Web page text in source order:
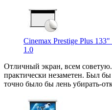
Cinemax Prestige Plus
1.0
Отличный экран, всем
практически незаметен. Был
точно было бы лень убирать-